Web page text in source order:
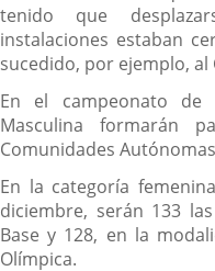
tenido que
instalaciones estaban
sucedido, por ejemplo, al
En el campeonato de
Masculina formarán
Comunidades
En la categoría
diciembre, serán 133
Base y 128, en la
Olímpica.